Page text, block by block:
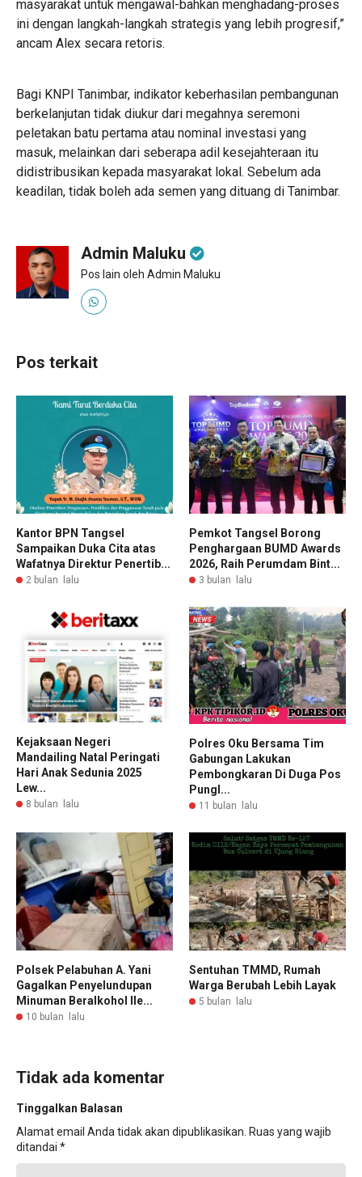
masyarakat untuk mengawal-bahkan menghadang-proses
ini dengan langkah-langkah strategis yang lebih progresif,”
ancam Alex secara retoris.
Bagi KNPI Tanimbar, indikator keberhasilan pembangunan
berkelanjutan tidak diukur dari megahnya seremoni
peletakan batu pertama atau nominal investasi yang
masuk, melainkan dari seberapa adil kesejahteraan itu
didistribusikan kepada masyarakat lokal. Sebelum ada
keadilan, tidak boleh ada semen yang dituang di Tanimbar.
Admin Maluku
Pos lain oleh Admin Maluku
Pos terkait
Kantor BPN Tangsel
Sampaikan Duka Cita atas
Wafatnya Direktur Penertib...
2 bulan lalu
Pemkot Tangsel Borong
Penghargaan BUMD Awards
2026, Raih Perumdam Bint...
3 bulan lalu
Kejaksaan Negeri
Mandailing Natal Peringati
Hari Anak Sedunia 2025
Lew...
8 bulan lalu
Polres Oku Bersama Tim
Gabungan Lakukan
Pembongkaran Di Duga Pos
Pungl...
11 bulan lalu
Polsek Pelabuhan A. Yani
Gagalkan Penyelundupan
Minuman Beralkohol Ile...
10 bulan lalu
Sentuhan TMMD, Rumah
Warga Berubah Lebih Layak
5 bulan lalu
Tidak ada komentar
Tinggalkan Balasan
Alamat email Anda tidak akan dipublikasikan. Ruas yang wajib
ditandai *